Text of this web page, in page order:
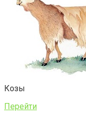
Козы
Перейти